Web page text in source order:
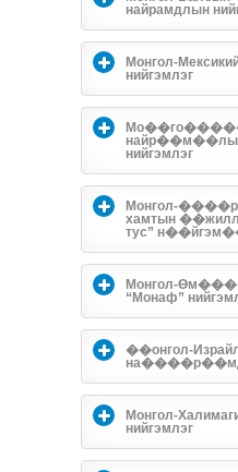
найрамдлын
Монгол-
нийгэмлэг
найр��м��лын
нийгэмлэг
Монгол-
хамтын
тус”
Монгол-
“Монаф”
��онгол-
Монгол-
нийгэмлэг